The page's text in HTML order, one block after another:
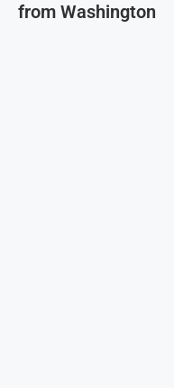
from Washington